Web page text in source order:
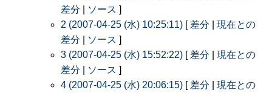
差分
ソース ]
2 (2007-04-25 (水) 10:25:11) [ 差分
現在との
差分
ソース ]
3 (2007-04-25 (水) 15:52:22) [ 差分
現在との
差分
ソース ]
4 (2007-04-25 (水) 20:06:15) [ 差分
現在との